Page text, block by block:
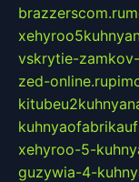
brazzerscom.ru
vskrytie-
zed-online.ru
xehyroo-5-
guzywia-4-